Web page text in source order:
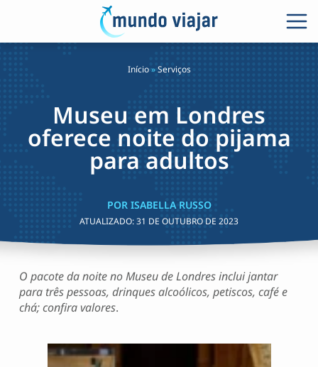
Início»Serviços
Museu em Londres
oferece noite do pijama
para adultos
POR ISABELLA RUSSO
ATUALIZADO:31 DE OUTUBRO DE 2023
O pacote da noite no Museu de Londres inclui jantar
para três pessoas, drinques alcoólicos, petiscos, café e
chá; confira valores.